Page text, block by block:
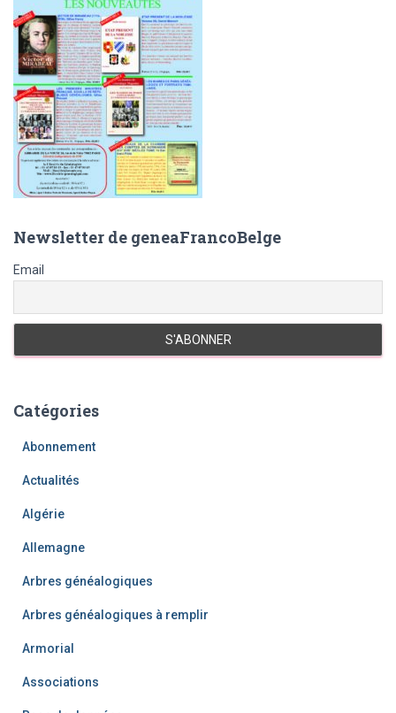
:
Newsletter de geneaFrancoBelge
Email
Catégories
Abonnement
Actualités
Algérie
Allemagne
Arbres généalogiques
Arbres généalogiques à remplir
Armorial
Associations